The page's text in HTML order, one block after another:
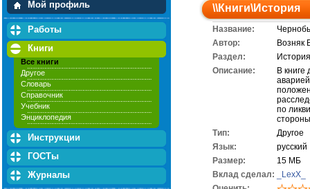
Мой профиль
Работы
Книги
Все книги
Другое
Словарь
Справочник
Учебник
Энциклопедия
Инструкции
ГОСТы
Журналы
\\Книги\История
Название:
Автор:
Возняк
Раздел:
История
Описание:
В
по
Тип:
Другое
Язык:
русский
Размер:
15 МБ
Вклад сделал:
_LexX_